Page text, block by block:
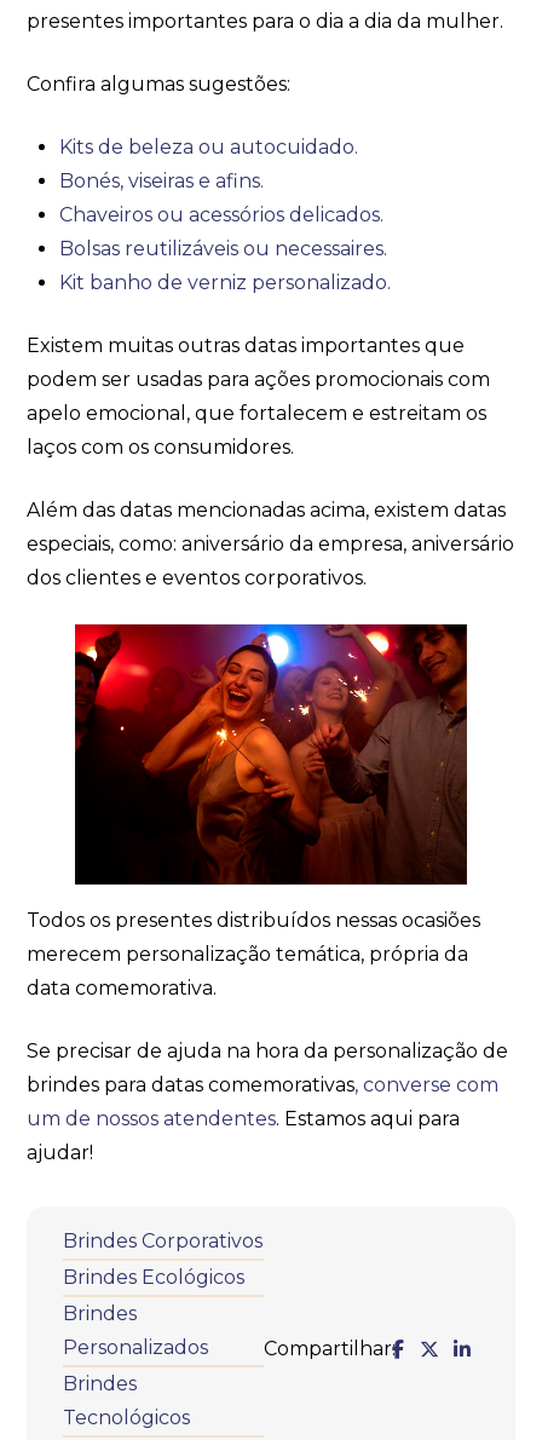
presentes importantes para o dia a dia da mulher.
Confira algumas sugestões:
Kits de beleza ou autocuidado.
Bonés, viseiras e afins.
Chaveiros ou acessórios delicados.
Bolsas reutilizáveis ou necessaires.
Kit banho de verniz personalizado.
Existem muitas outras datas importantes que
podem ser usadas para ações promocionais com
apelo emocional, que fortalecem e estreitam os
laços com os consumidores.
Além das datas mencionadas acima, existem datas
especiais, como: aniversário da empresa, aniversário
dos clientes e eventos corporativos.
Todos os presentes distribuídos nessas ocasiões
merecem personalização temática, própria da
data comemorativa.
Se precisar de ajuda na hora da personalização de
brindes para datas comemorativas, converse com
um de nossos atendentes. Estamos aqui para
ajudar!
Brindes Corporativos
Brindes Ecológicos
Brindes
Personalizados
Brindes
Tecnológicos
Compartilhar: